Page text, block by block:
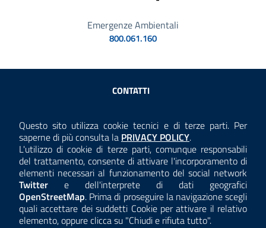
Questo sito utilizza cookie tecnici e di terze parti. Per
saperne di più consulta la Consulta la
PRIVACY POLICY.
L'utilizzo di cookie di terze parti, comunque responsabili
del trattamento, consente di attivare l'incorporamento di
elementi necessari al funzionamento del social network
Twitter e dell'interprete di dati geografici
OpenStreetMap. Prima di proseguire la navigazione scegli
quali accettare dei suddetti Cookie per attivare il relativo
elemento, oppure clicca su "Chiudi e rifiuta tutto".
Emergenze Ambientali
800.061.160
Sezione Link Utili
CONTATTI
ANTICORRUZIONE
ACCESSIBILITÀ
COOKIE E PRIVACY
TEMI A-Z